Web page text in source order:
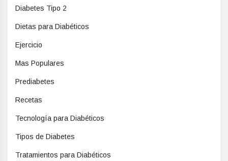
Diabetes Tipo 2
Dietas para Diabéticos
Ejercicio
Mas Populares
Prediabetes
Recetas
Tecnología para Diabéticos
Tipos de Diabetes
Tratamientos para Diabéticos